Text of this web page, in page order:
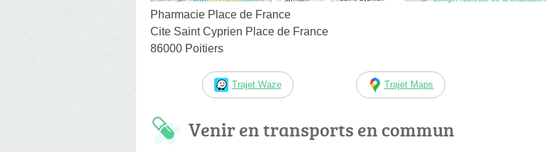
Pharmacie Place de France
Cite Saint Cyprien Place de France
86000 Poitiers
Trajet Waze Trajet Maps
Venir en transports en commun